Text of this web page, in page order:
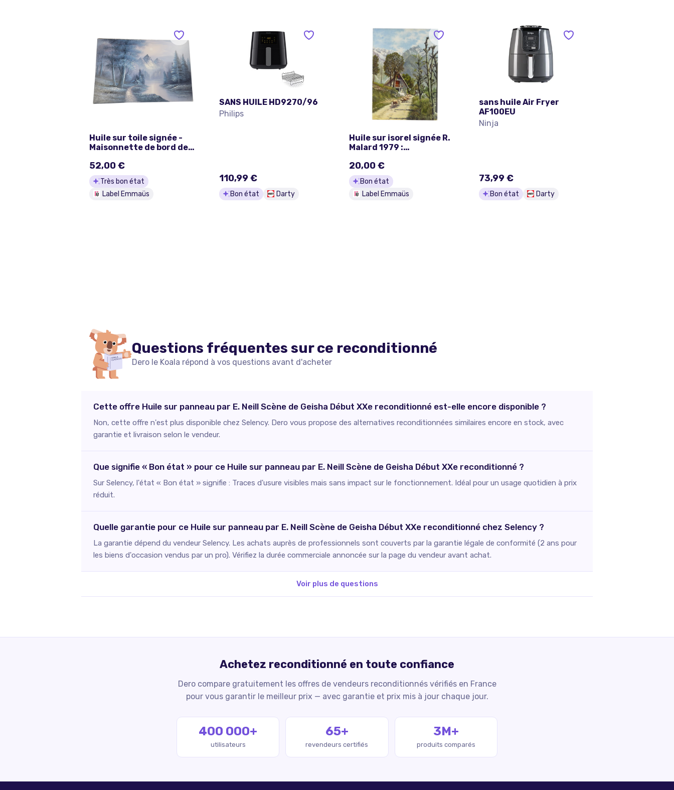
Huile sur toile signée -
Maisonnette de bord de
52,00 €
Très bon état
Label Emmaüs
SANS HUILE HD9270/96
Philips
110,99 €
Bon état Darty
Huile sur isorel signée R.
Malard 1979 :
village de montagne
20,00 €
Bon état
Label Emmaüs
sans huile Air Fryer
AF100EU
Ninja
73,99 €
Bon état Darty
Questions fréquentes sur ce reconditionné
Dero le Koala répond à vos questions avant d'acheter
Cette offre Huile sur panneau par E. Neill Scène de Geisha Début XXe reconditionné est-elle encore disponible ?
Non, cette offre n'est plus disponible chez Selency. Dero vous propose des alternatives reconditionnées similaires encore en stock, avec
garantie et livraison selon le vendeur.
Que signifie « Bon état » pour ce Huile sur panneau par E. Neill Scène de Geisha Début XXe reconditionné ?
Sur Selency, l'état « Bon état » signifie : Traces d'usure visibles mais sans impact sur le fonctionnement. Idéal pour un usage quotidien à prix
réduit.
Quelle garantie pour ce Huile sur panneau par E. Neill Scène de Geisha Début XXe reconditionné chez Selency ?
La garantie dépend du vendeur Selency. Les achats auprès de professionnels sont couverts par la garantie légale de conformité (2 ans pour
les biens d'occasion vendus par un pro). Vérifiez la durée commerciale annoncée sur la page du vendeur avant achat.
Voir plus de questions
Achetez reconditionné en toute confiance
Dero compare gratuitement les offres de vendeurs reconditionnés vérifiés en France
pour vous garantir le meilleur prix — avec garantie et prix mis à jour chaque jour.
400 000+
utilisateurs
65+
revendeurs certifiés
3M+
produits comparés